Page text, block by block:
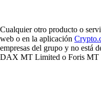
Cualquier otro producto o
web o en la aplicación
empresas del grupo y no está
DAX MT Limited o Foris MT